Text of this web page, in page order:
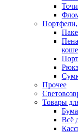
Прочее
Товары
Всё